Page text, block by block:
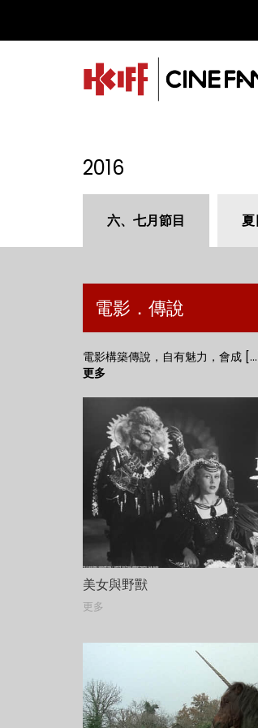
2016
六、七月節目 夏
電影．傳說
電影構築傳說，自有魅力，會成
更多
美女與野獸
更多